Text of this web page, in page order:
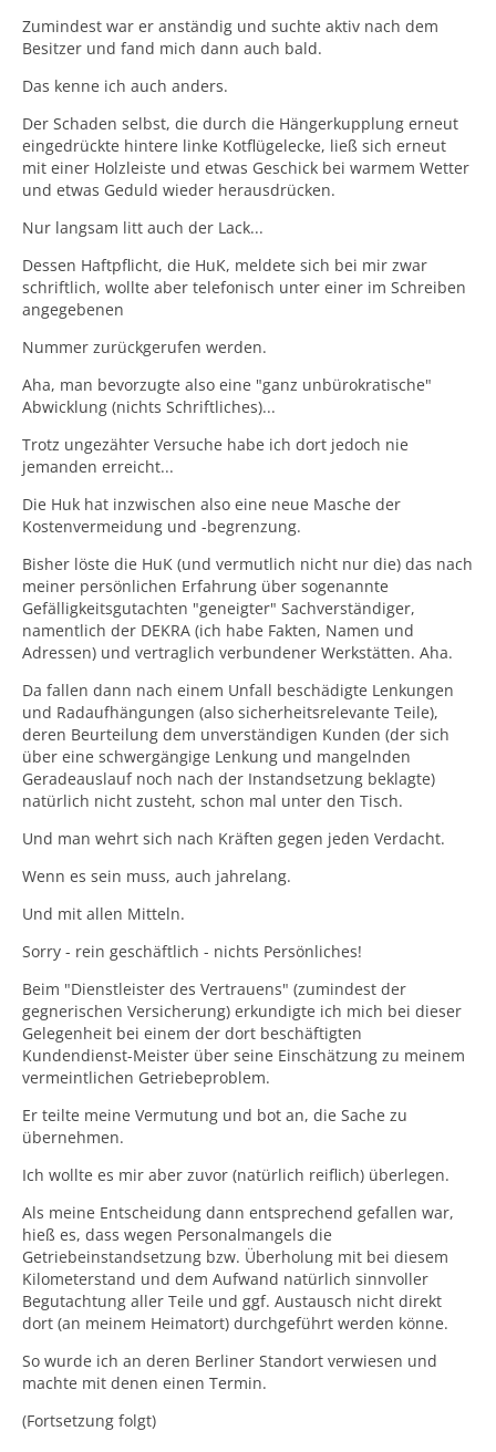
Zumindest war er anständig und suchte aktiv nach dem
Besitzer und fand mich dann auch bald.
Das kenne ich auch anders.
Der Schaden selbst, die durch die Hängerkupplung erneut
eingedrückte hintere linke Kotflügelecke, ließ sich erneut
mit einer Holzleiste und etwas Geschick bei warmem Wetter
und etwas Geduld wieder herausdrücken.
Nur langsam litt auch der Lack...
Dessen Haftpflicht, die HuK, meldete sich bei mir zwar
schriftlich, wollte aber telefonisch unter einer im Schreiben
angegebenen
Nummer zurückgerufen werden.
Aha, man bevorzugte also eine "ganz unbürokratische"
Abwicklung (nichts Schriftliches)...
Trotz ungezähter Versuche habe ich dort jedoch nie
jemanden erreicht...
Die Huk hat inzwischen also eine neue Masche der
Kostenvermeidung und -begrenzung.
Bisher löste die HuK (und vermutlich nicht nur die) das nach
meiner persönlichen Erfahrung über sogenannte
Gefälligkeitsgutachten "geneigter" Sachverständiger,
namentlich der DEKRA (ich habe Fakten, Namen und
Adressen) und vertraglich verbundener Werkstätten. Aha.
Da fallen dann nach einem Unfall beschädigte Lenkungen
und Radaufhängungen (also sicherheitsrelevante Teile),
deren Beurteilung dem unverständigen Kunden (der sich
über eine schwergängige Lenkung und mangelnden
Geradeauslauf noch nach der Instandsetzung beklagte)
natürlich nicht zusteht, schon mal unter den Tisch.
Und man wehrt sich nach Kräften gegen jeden Verdacht.
Wenn es sein muss, auch jahrelang.
Und mit allen Mitteln.
Sorry - rein geschäftlich - nichts Persönliches!
Beim "Dienstleister des Vertrauens" (zumindest der
gegnerischen Versicherung) erkundigte ich mich bei dieser
Gelegenheit bei einem der dort beschäftigten
Kundendienst-Meister über seine Einschätzung zu meinem
vermeintlichen Getriebeproblem.
Er teilte meine Vermutung und bot an, die Sache zu
übernehmen.
Ich wollte es mir aber zuvor (natürlich reiflich) überlegen.
Als meine Entscheidung dann entsprechend gefallen war,
hieß es, dass wegen Personalmangels die
Getriebeinstandsetzung bzw. Überholung mit bei diesem
Kilometerstand und dem Aufwand natürlich sinnvoller
Begutachtung aller Teile und ggf. Austausch nicht direkt
dort (an meinem Heimatort) durchgeführt werden könne.
So wurde ich an deren Berliner Standort verwiesen und
machte mit denen einen Termin.
(Fortsetzung folgt)